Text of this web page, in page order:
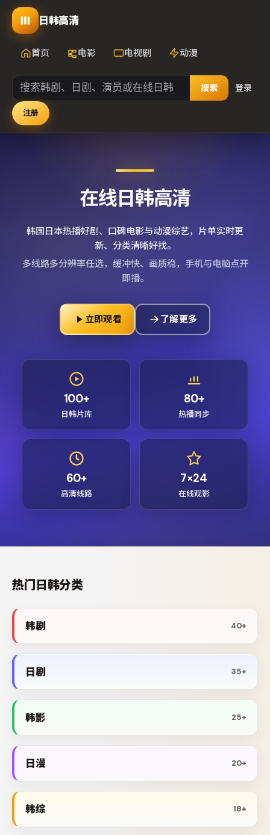
日韩高清
首页 电影 电视剧 动漫
搜索 登录
注册
在线日韩高清
韩国日本热播好剧、口碑电影与动漫综艺，片单实时更
新、分类清晰好找。
多线路多分辨率任选，缓冲快、画质稳，手机与电脑点开
即播。
立即观看 了解更多
100+
日韩片库
80+
热播同步
60+
高清线路
7×24
在线观影
热门日韩分类
韩剧 40+
日剧 35+
韩影 25+
日漫 20+
韩综 18+